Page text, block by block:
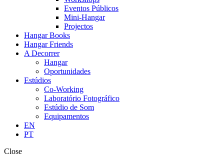
Eventos Públicos
Mini-Hangar
Projectos
Hangar Books
Hangar Friends
A Decorrer
Hangar
Oportunidades
Estúdios
Co-Working
Laboratório Fotográfico
Estúdio de Som
Equipamentos
EN
PT
Close